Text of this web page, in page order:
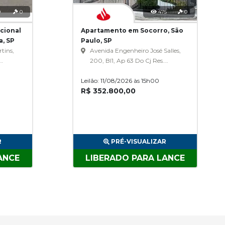
0
SP
475 0
Apartamento em Socorro, São
Paulo, SP
Avenida Engenheiro José Salles,
200, Bl1, Ap 63 Do Cj Res.
Leilão: 11/08/2026 às 15h00
R$ 352.800,00
PRÉ-VISUALIZAR
LIBERADO PARA LANCE